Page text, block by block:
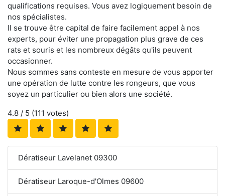
qualifications requises. Vous avez logiquement besoin de
nos spécialistes.
Il se trouve être capital de faire facilement appel à nos
experts, pour éviter une propagation plus grave de ces
rats et souris et les nombreux dégâts qu'ils peuvent
occasionner.
Nous sommes sans conteste en mesure de vous apporter
une opération de lutte contre les rongeurs, que vous
soyez un particulier ou bien alors une société.
4.8 / 5 (111 votes)
Dératiseur Lavelanet 09300
Dératiseur Laroque-d'Olmes 09600